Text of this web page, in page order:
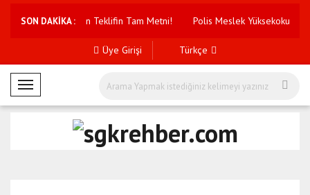
SON DAKİKA :
Yeni Haklar Getiren Teklifin Tam Metni! Polis Meslek Yüksekokuluna
Üye Girişi Türkçe
M
o